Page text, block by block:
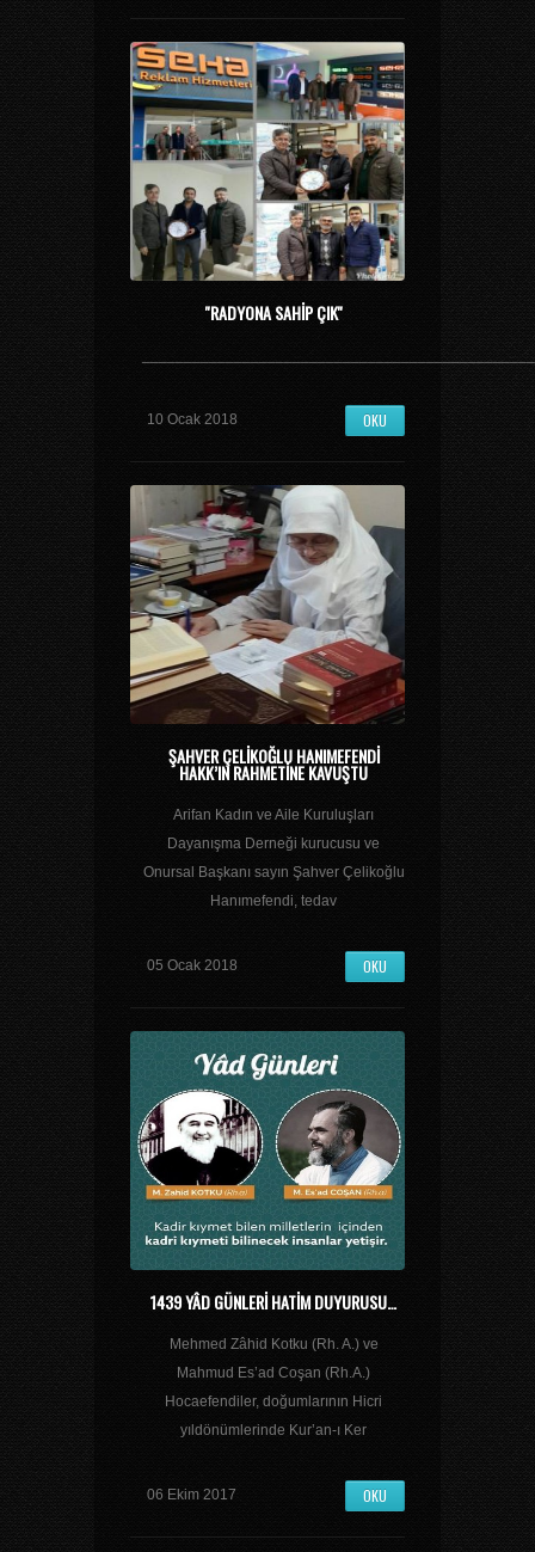
''RADYONA SAHIP ÇIK''
10 Ocak 2018 OKU
ŞAHVER ÇELIKOĞLU HANIMEFENDI
HAKK’IN RAHMETINE KAVUŞTU
Arifan Kadın ve Aile Kuruluşları
Dayanışma Derneği kurucusu ve
Onursal Başkanı sayın Şahver Çelikoğlu
Hanımefendi, tedav
05 Ocak 2018 OKU
1439 YÂD GÜNLERİ HATİM DUYURUSU…
Mehmed Zâhid Kotku (Rh. A.) ve
Mahmud Es’ad Coşan (Rh.A.)
Hocaefendiler, doğumlarının Hicri
yıldönümlerinde Kur’an-ı Ker
06 Ekim 2017 OKU